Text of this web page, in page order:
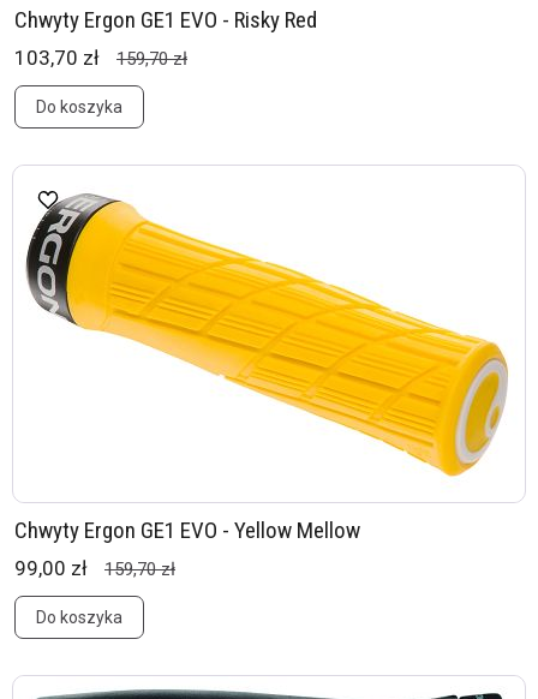
Chwyty Ergon GE1 EVO - Risky Red
103,70 zł 159,70 zł
Do koszyka
Chwyty Ergon GE1 EVO - Yellow Mellow
99,00 zł 159,70 zł
Do koszyka